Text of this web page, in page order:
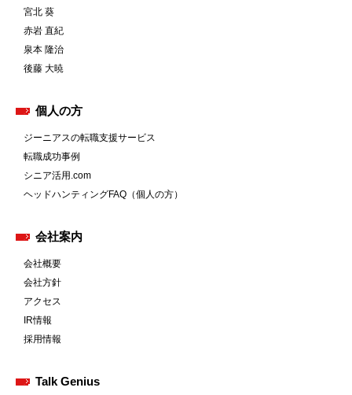
宮北 葵
赤岩 直紀
泉本 隆治
後藤 大暁
個人の方
ジーニアスの転職支援サービス
転職成功事例
シニア活用.com
ヘッドハンティングFAQ（個人の方）
会社案内
会社概要
会社方針
アクセス
IR情報
採用情報
Talk Genius